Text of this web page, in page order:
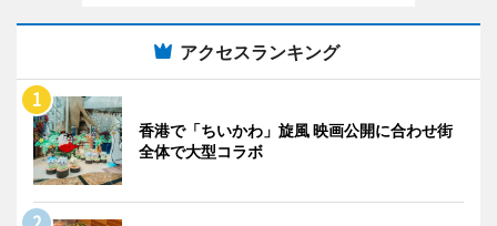
アクセスランキング
香港で「ちいかわ」旋風 映画公開に合わせ街
全体で大型コラボ